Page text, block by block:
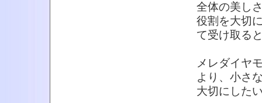
全体の美し
役割を大切
て受け取る
メレダイヤ
より、小さ
大切にした